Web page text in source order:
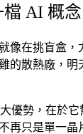
AI 概念
像在挑盲盒，
的散熱廠，明
優勢，在於
再只是單一晶